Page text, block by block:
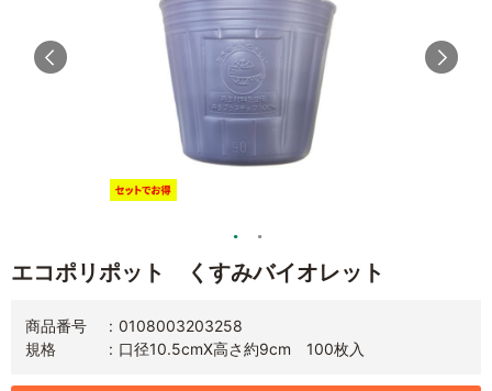
エコポリポット くすみバイオレット
商品番号
0108003203258
規格
口径10.5cmX高さ約9cm 100枚入